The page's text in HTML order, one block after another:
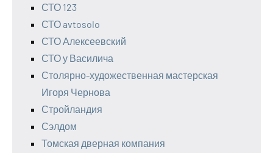
СТО 123
СТО avtosolo
СТО Алексеевский
СТО у Василича
Столярно-художественная мастерская
Игоря Чернова
Стройландия
Сэлдом
Томская дверная компания